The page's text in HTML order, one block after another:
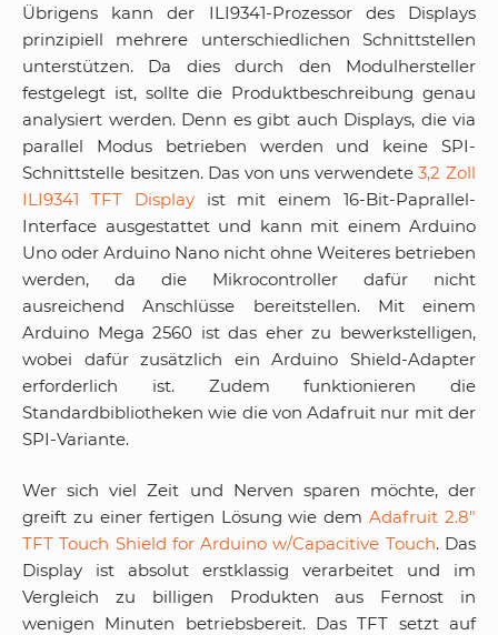
Übrigens kann der ILI9341-Prozessor des Displays
prinzipiell mehrere unterschiedlichen Schnittstellen
unterstützen. Da dies durch den Modulhersteller
festgelegt ist, sollte die Produktbeschreibung genau
analysiert werden. Denn es gibt auch Displays, die via
parallel Modus betrieben werden und keine SPI-
Schnittstelle besitzen. Das von uns verwendete3,2 Zoll
ILI9341 TFT Displayist mit einem 16-Bit-Paprallel-
Interface ausgestattet und kann mit einem Arduino
Uno oder Arduino Nano nicht ohne Weiteres betrieben
werden, da die Mikrocontroller dafür nicht
ausreichend Anschlüsse bereitstellen. Mit einem
Arduino Mega 2560 ist das eher zu bewerkstelligen,
wobei dafür zusätzlich ein Arduino Shield-Adapter
erforderlich ist. Zudem funktionieren die
Standardbibliotheken wie die von Adafruit nur mit der
SPI-Variante.
Wer sich viel Zeit und Nerven sparen möchte, der
greift zu einer fertigen Lösung wie demAdafruit 2.8″
TFT Touch Shield for Arduino w/Capacitive Touch. Das
Display ist absolut erstklassig verarbeitet und im
Vergleich zu billigen Produkten aus Fernost in
wenigen Minuten betriebsbereit. Das TFT setzt auf